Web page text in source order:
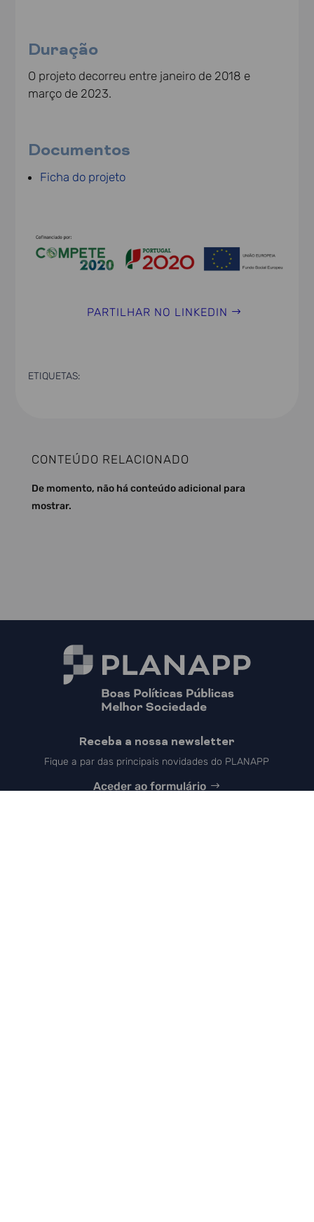
Duração
O projeto decorreu entre janeiro de 2018 e
março de 2023.
Documentos
Ficha do projeto
PARTILHAR NO LINKEDIN
ETIQUETAS:
CONTEÚDO RELACIONADO
De momento, não há conteúdo adicional para
mostrar.
Receba a nossa newsletter
Fique a par das principais novidades do PLANAPP
Aceder ao formulário